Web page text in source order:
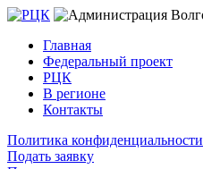
Главная
Федеральный проект
РЦК
В регионе
Контакты
Политика конфиденциальности
Подать заявку